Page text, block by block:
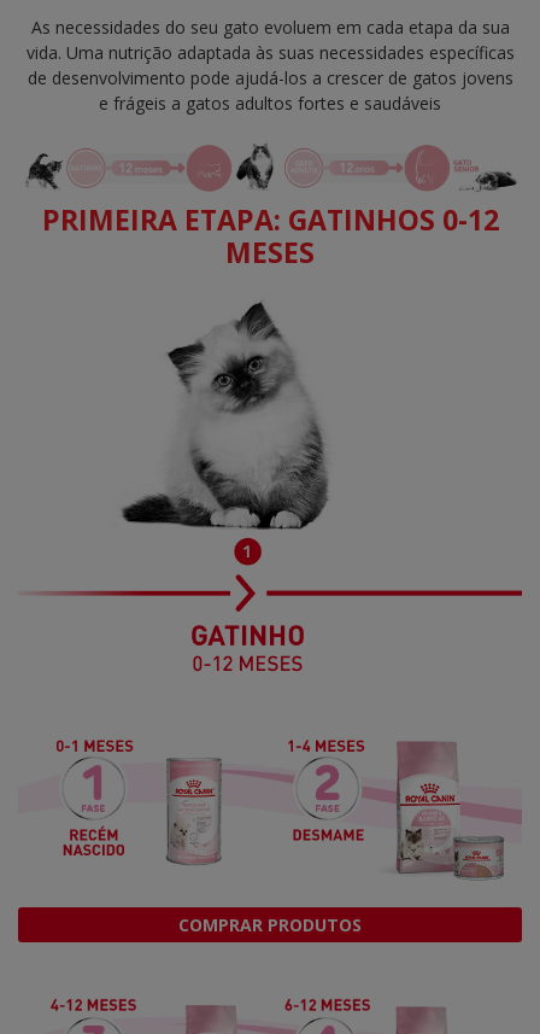
As necessidades do seu gato evoluem em cada etapa da sua
vida. Uma nutrição adaptada às suas necessidades específicas
de desenvolvimento pode ajudá-los a crescer de gatos jovens
e frágeis a gatos adultos fortes e saudáveis
PRIMEIRA ETAPA: GATINHOS 0-12
MESES
COMPRAR PRODUTOS